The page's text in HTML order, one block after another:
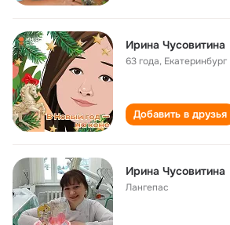
Ирина Чусовитина
63 года, Екатеринбург
Добавить в друзья
Ирина Чусовитина
Лангепас